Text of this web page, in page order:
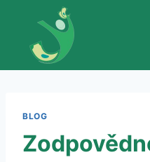
content
BLOG